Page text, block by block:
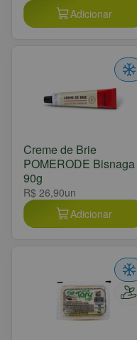
Adicionar
Creme de Brie
POMERODE Bisnaga
90g
R$ 26,90un
Adicionar